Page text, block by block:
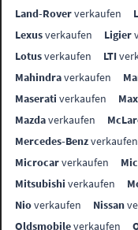
Land-Roververkaufen
Lexusverkaufen Ligier
Lotusverkaufen LTI
Mahindraverkaufen
Maserati verkaufen
Mazdaverkaufen
Mercedes-Benzverkaufen
Microcarverkaufen
Mitsubishi verkaufen
Nioverkaufen Nissan
Oldsmobileverkaufen